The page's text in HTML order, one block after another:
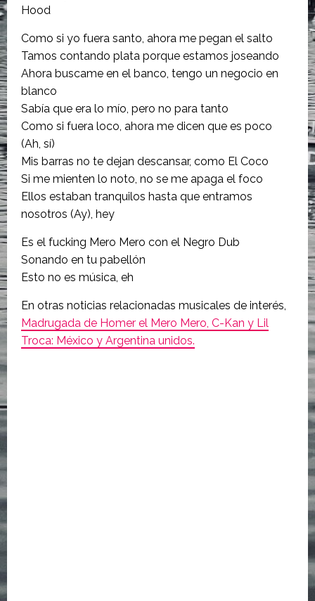
Hood
Como si yo fuera santo, ahora me pegan el salto
Tamos contando plata porque estamos joseando
Ahora buscame en el banco, tengo un negocio en
blanco
Sabía que era lo mío, pero no para tanto
Como si fuera loco, ahora me dicen que es poco
(Ah, sí)
Mis barras no te dejan descansar, como El Coco
Si me mienten lo noto, no se me apaga el foco
Ellos estaban tranquilos hasta que entramos
nosotros (Ay), hey
Es el fucking Mero Mero con el Negro Dub
Sonando en tu pabellón
Esto no es música, eh
En otras noticias relacionadas musicales de interés,
Madrugada de Homer el Mero Mero, C-Kan y Lil
Troca: México y Argentina unidos.